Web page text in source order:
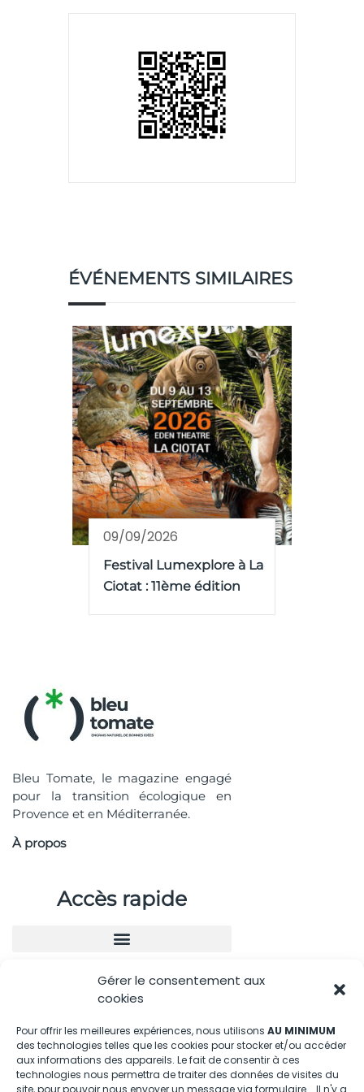
Gérer le consentement aux
cookies
Pour offrir les meilleures expériences, nous utilisons AU MINIMUM
des technologies telles que les cookies pour stocker et/ou accéder
aux informations des appareils. Le fait de consentir à ces
technologies nous permettra de traiter des données de visites du
site, pour pouvoir nous envoyer un message via formulaire... Il n'y a
ÉVÉNEMENTS SIMILAIRES
09/09/2026
Festival Lumexplore à La
Ciotat : 11ème édition
Bleu Tomate, le magazine engagé
pour la transition écologique en
Provence et en Méditerranée.
À propos
Accès rapide
Nous contacter
04.88.08.75.28
contactBT@bleu-tomate.fr